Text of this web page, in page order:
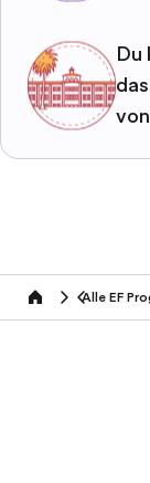
Du
home Alle EF